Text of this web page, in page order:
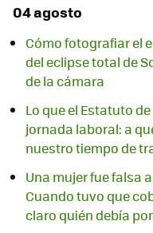
04 agosto
Cómo fotografiar el
del eclipse total de
de la cámara
Lo que el Estatuto
jornada laboral: a
nuestro tiempo de
Una mujer fue falsa
Cuando tuvo que
claro quién debía